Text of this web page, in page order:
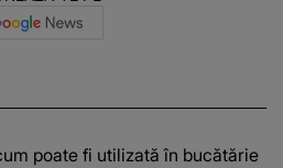
poate fi utilizată în bucătărie